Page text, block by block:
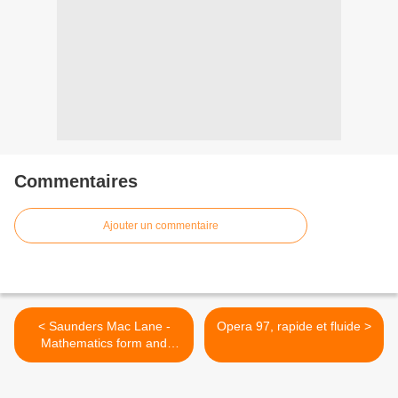
Commentaires
Ajouter un commentaire
< Saunders Mac Lane -
Mathematics form and
function - Geometry #5
Opera 97, rapide et fluide >